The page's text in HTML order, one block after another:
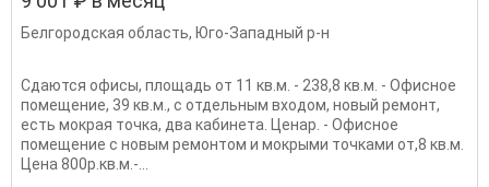
Белгородская область, Юго-Западный р-н
Сдаются офисы, площадь от 11 кв.м. - 238,8 кв.м. - Офисное
помещение, 39 кв.м., с отдельным входом, новый ремонт,
есть мокрая точка, два кабинета. Ценар. - Офисное
помещение с новым ремонтом и мокрыми точками от,8 кв.м.
Цена 800р.кв.м.-...